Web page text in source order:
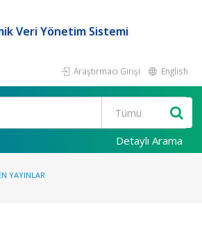
Veri Yönetim Sistemi
Araştırmacı Girişi English
Detaylı Arama
YAYINLAR